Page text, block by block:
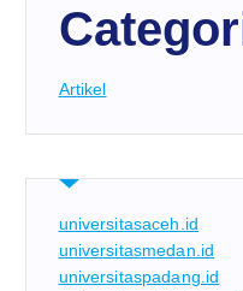
Artikel
universitasaceh.id
universitasmedan.id
universitaspadang.id